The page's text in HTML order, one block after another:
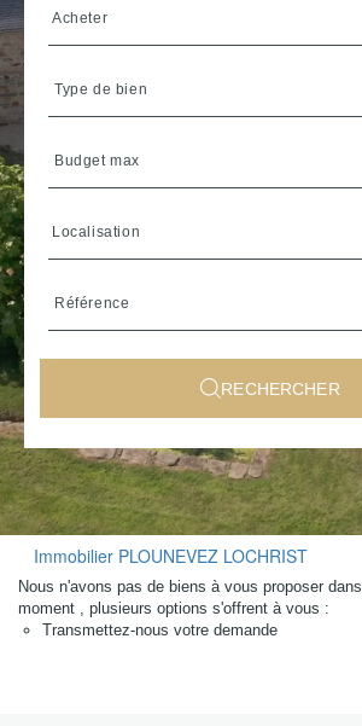
Acheter
Type de bien
Localisation
RECHERCHER
Sélectionner une région
Bretagne
Immobilier PLOUNEVEZ LOCHRIST
Nous n'avons pas de biens à vous proposer
moment , plusieurs options s'offrent à vous :
Transmettez-nous votre demande